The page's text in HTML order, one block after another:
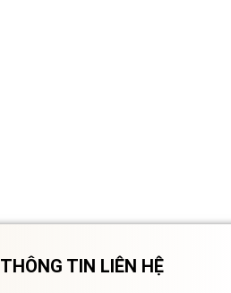
THÔNG TIN LIÊN HỆ